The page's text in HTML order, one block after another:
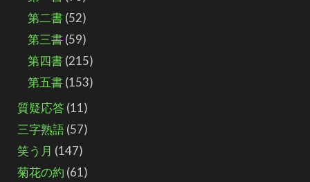
第二書(52)
第三書(59)
第四書(215)
第五書(153)
質疑応答(11)
三字熟語(57)
笑う月 (147)
菊花の約 (61)